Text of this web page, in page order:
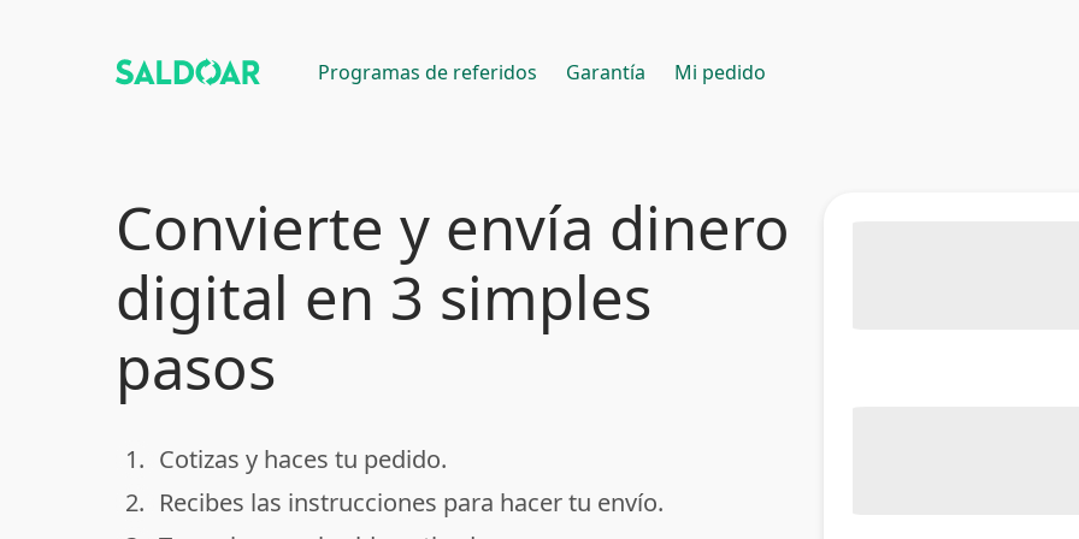
Programas de referidos Garantía Mi pedido
Convierte y envía dinero
digital en 3 simples
pasos
done
1. Cotizas y haces tu pedido.
done
2. Recibes las instrucciones para hacer tu envío.